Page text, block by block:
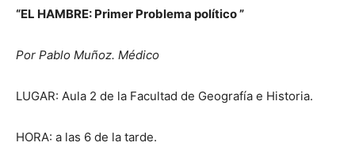
“EL HAMBRE: Primer Problema político ”
Por Pablo Muñoz. Médico
LUGAR: Aula 2 de la Facultad de Geografía e Historia.
HORA: a las 6 de la tarde.